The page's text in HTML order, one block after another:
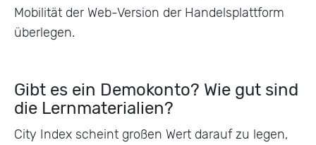
Mobilität der Web-Version der Handelsplattform
überlegen.
Gibt es ein Demokonto? Wie gut sind
die Lernmaterialien?
City Index scheint großen Wert darauf zu legen,